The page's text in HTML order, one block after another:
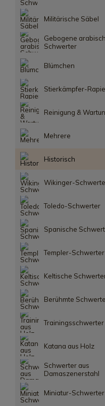
Militärische Säbel
Gebogene
Schwerter
Blümchen
Stierkämpfer-
Reinigung &
Mehrere
Historisch
Wikinger-
Toledo-Schwerter
Spanische
Templer-Schwerter
Keltische
Berühmte
Trainingsschwerter
Katana aus Holz
Schwerter aus
Damaszenerstahl
Miniatur-Schwerter